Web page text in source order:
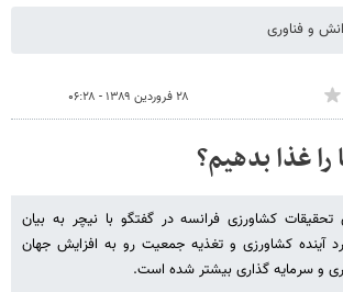
و فناوری
۲۸ فروردین ۱۳۸۹ - ۰۶:۲۸
غذا بدهیم؟
تحقیقات کشاورزی فرانسه در گفتگو با نیچر به بیان
آینده کشاورزی و تغذیه جمعیت رو به افزایش جهان
و سرمایه گذاری بیشتر شده است.